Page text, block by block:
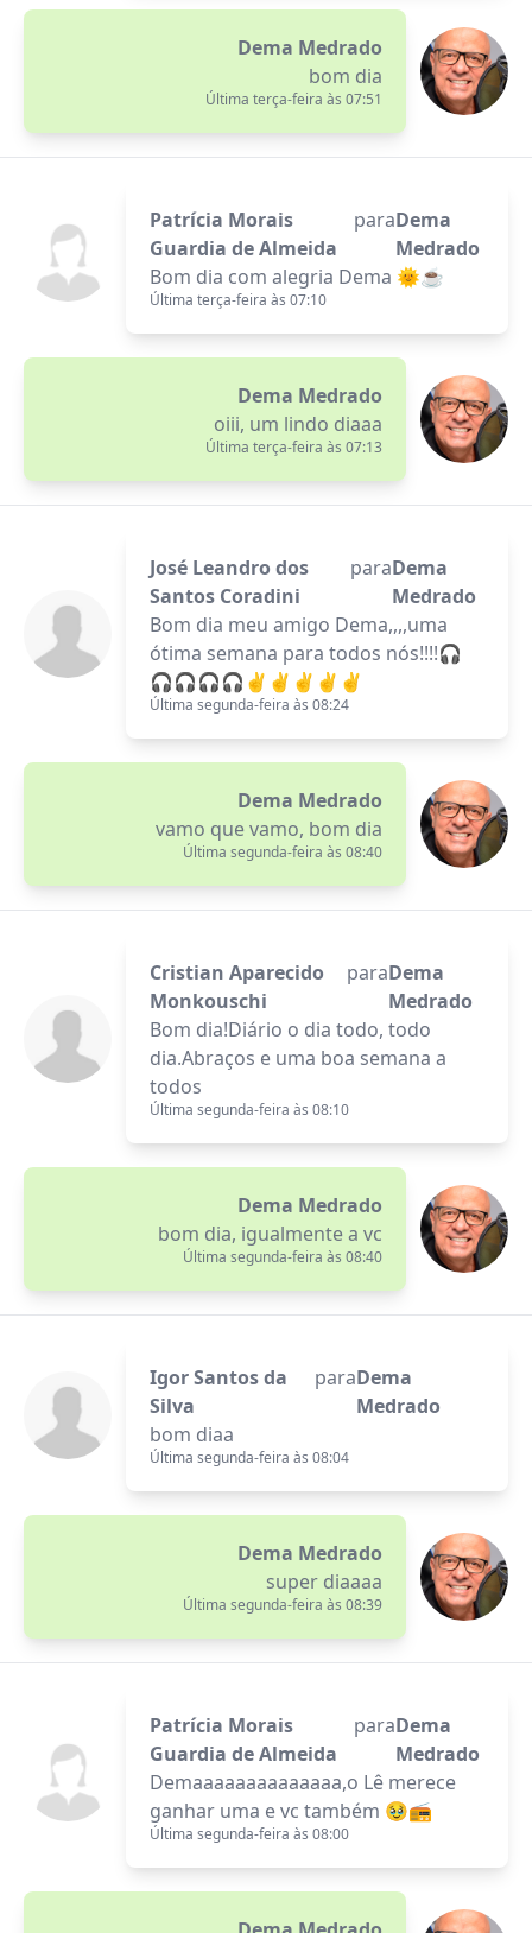
Dema Medrado
bom dia
Última terça-feira às 07:51
Patrícia Morais
Guardia de Almeida
paraDema
Medrado
Bom dia com alegria Dema 🌞☕
Última terça-feira às 07:10
Dema Medrado
oiii, um lindo diaaa
Última terça-feira às 07:13
José Leandro dos
Santos Coradini
paraDema
Medrado
Bom dia meu amigo Dema,,,,uma
ótima semana para todos nós!!!!🎧
🎧🎧🎧🎧✌️✌️✌️✌️✌️
Última segunda-feira às 08:24
Dema Medrado
vamo que vamo, bom dia
Última segunda-feira às 08:40
Cristian Aparecido
Monkouschi
paraDema
Medrado
Bom dia!Diário o dia todo, todo
dia.Abraços e uma boa semana a
todos
Última segunda-feira às 08:10
Dema Medrado
bom dia, igualmente a vc
Última segunda-feira às 08:40
Igor Santos da
Silva
paraDema
Medrado
bom diaa
Última segunda-feira às 08:04
Dema Medrado
super diaaaa
Última segunda-feira às 08:39
Patrícia Morais
Guardia de Almeida
paraDema
Medrado
Demaaaaaaaaaaaaaa,o Lê merece
ganhar uma e vc também 🥹📻
Última segunda-feira às 08:00